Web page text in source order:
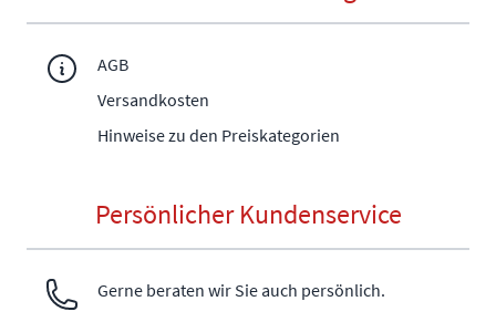
AGB
Versandkosten
Hinweise zu den Preiskategorien
Persönlicher Kundenservice
Gerne beraten wir Sie auch persönlich.